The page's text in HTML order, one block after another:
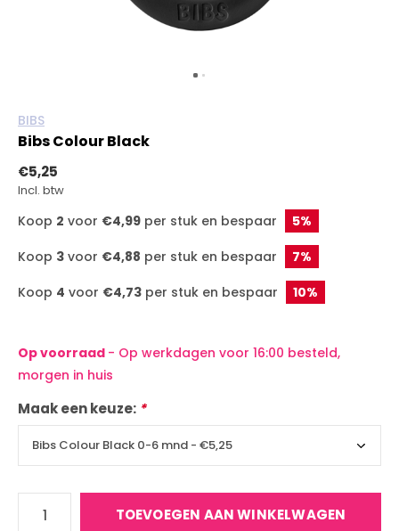
BIBS
Bibs Colour Black
€5,25
Incl. btw
Koop 2 voor €4,99 per stuk en bespaar
5%
Koop 3 voor €4,88 per stuk en bespaar
7%
Koop 4 voor €4,73 per stuk en bespaar 10%
Op voorraad - Op werkdagen voor 16:00 besteld,
morgen in huis
Maak een keuze: *
TOEVOEGEN AAN WINKELWAGEN